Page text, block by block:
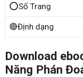
⭕Số Trang
🔴Định dạng
Download
Năng Phán